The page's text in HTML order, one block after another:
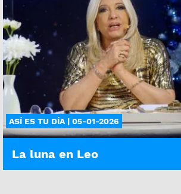
ASÍ ES TU DÍA | 05-01-2026
La luna en Leo